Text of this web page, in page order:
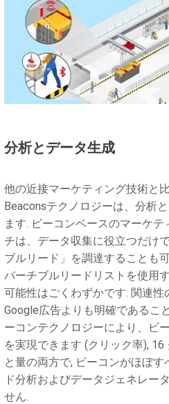
分析とデータ生成
他の近接マーケティング技術と
Beaconsテクノロジーは、分析
ます. ビーコンベースのマーケ
チは、データ収集に役立つだけ
ブルリード」を調達することも
バーチブルリードリストを使用
可能性はごくわずかです. 関連性
Google広告よりも明確であるこ
ーコンテクノロジーにより、ビ
を実現できます (クリック率),
と量の両方で, ビーコンがほぼ
ド分析およびデータジェネレー
せん.